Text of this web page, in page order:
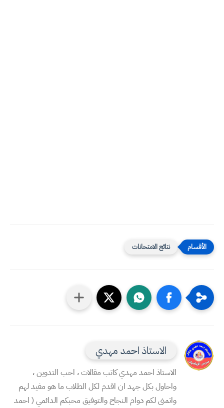
نتائج الامتحانات
الاستاذ احمد مهدي
الاستاذ احمد مهدي كاتب مقالات ، احب التدوين ،
واحاول بكل جهد ان اقدم لكل الطلاب ما هو مفيد لهم
واتمنى لكم دوام النجاح والتوفيق محبكم الدائمي ( احمد